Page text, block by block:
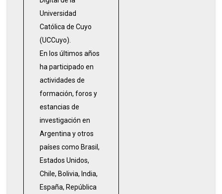
Universidad
Católica de Cuyo
(UCCuyo).
En los últimos años
ha participado en
actividades de
formación, foros y
estancias de
investigación en
Argentina y otros
países como Brasil,
Estados Unidos,
Chile, Bolivia, India,
España, República